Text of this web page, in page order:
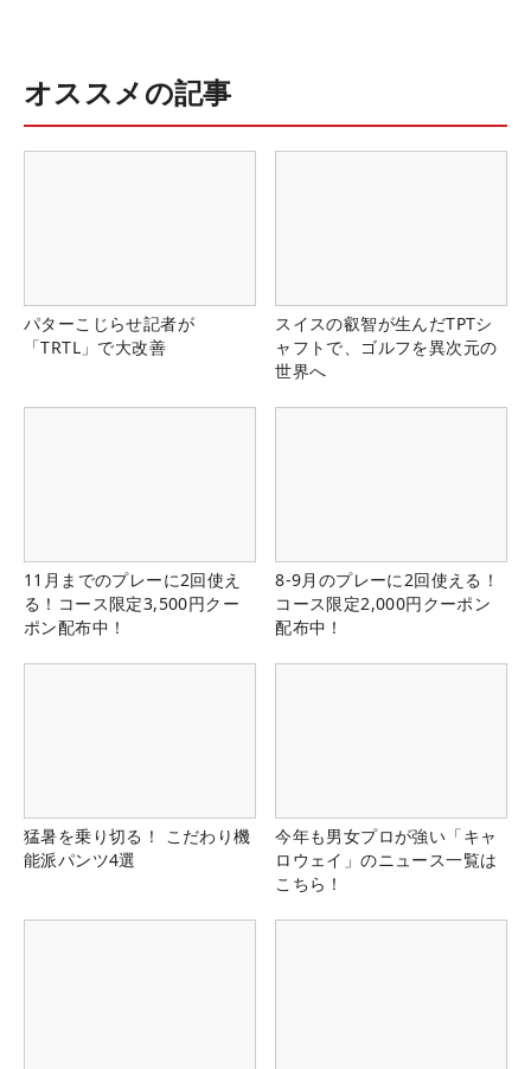
オススメの記事
パターこじらせ記者が
「TRTL」で大改善
スイスの叡智が生んだTPTシ
ャフトで、ゴルフを異次元の
世界へ
11月までのプレーに2回使え
る！コース限定3,500円クー
ポン配布中！
8-9月のプレーに2回使える！
コース限定2,000円クーポン
配布中！
猛暑を乗り切る！ こだわり機
能派パンツ4選
今年も男女プロが強い「キャ
ロウェイ」のニュース一覧は
こちら！